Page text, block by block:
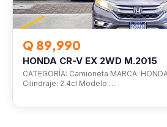
Q 89,990
HONDA CR-V EX 2WD M.2015
CATEGORÍA: Camioneta MARCA:
Cilindraje: 2.4cl Modelo:…